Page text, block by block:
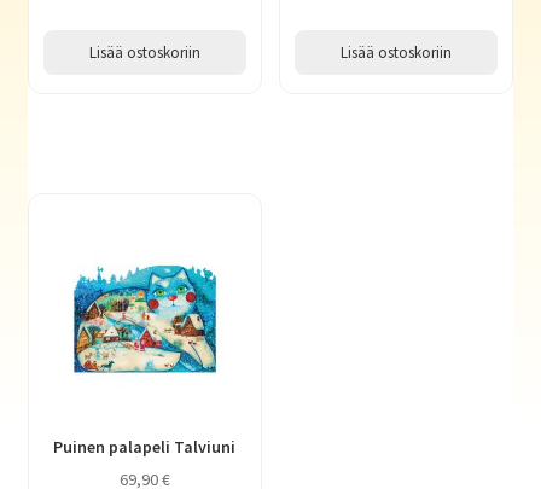
Lisää ostoskoriin Lisää ostoskoriin
Puinen palapeli Talviuni
69,90€